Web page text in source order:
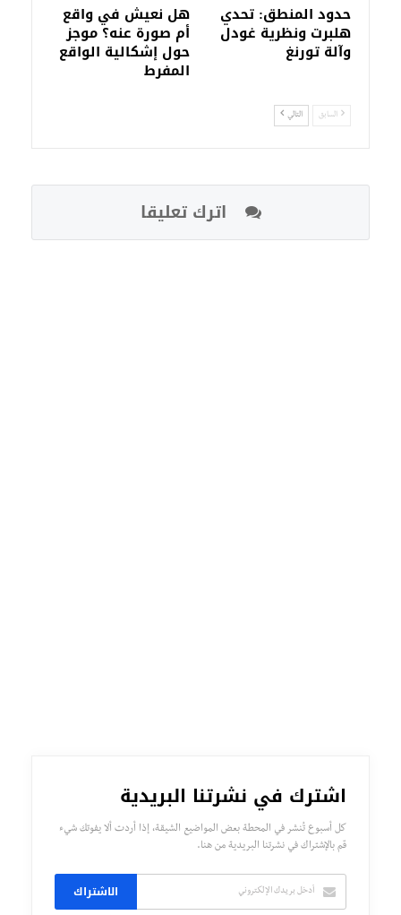
حدود المنطق: تحدي
هلبرت ونظرية غودل
وآلة تورنغ
هل نعيش في واقع
أم صورة عنه؟ موجز
حول إشكالية الواقع
المفرط
السابق التالي
اترك تعليقا
اشترك في نشرتنا البريدية
كل أسبوع تُنشر في المحطة بعض المواضيع الشيقة، إذا أردت ألا يفوتك شيء
قم بالإشتراك في نشرتنا البريدية من هنا.
الاشتراك